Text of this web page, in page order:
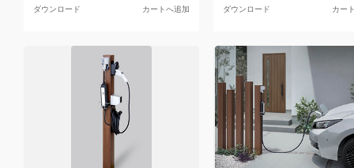
ダウンロード カートへ追加 ダウンロード カー